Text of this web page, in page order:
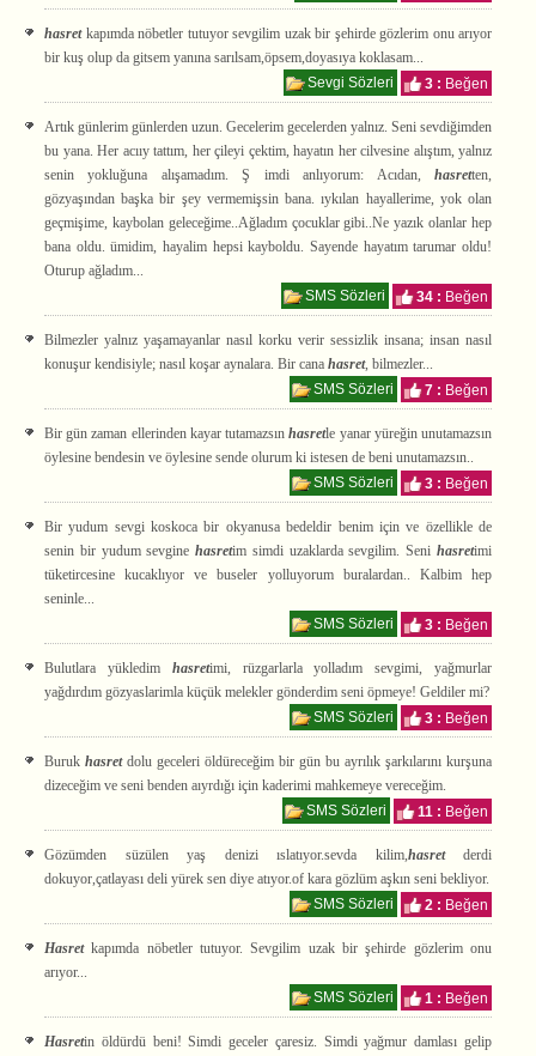
hasretkapımda nöbetler tutuyor sevgilim uzak bir şehirde gözlerim onu arıyor
bir kuş olup da gitsem yanına sarılsam,öpsem,doyasıya koklasam...
Sevgi Sözleri
3 : Beğen
Artık günlerim günlerden uzun. Gecelerim gecelerden yalnız. Seni sevdiğimden
bu yana. Her acııy tattım, her çileyi çektim, hayatın her cilvesine alıştım, yalnız
senin yokluğuna alışamadım. Ş imdi anlıyorum: Acıdan, hasretten,
gözyaşından başka bir şey vermemişsin bana. ıykılan hayallerime, yok olan
geçmişime, kaybolan geleceğime..Ağladım çocuklar gibi..Ne yazık olanlar hep
bana oldu. ümidim, hayalim hepsi kayboldu. Sayende hayatım tarumar oldu!
Oturup ağladım...
SMS Sözleri
34 : Beğen
Bilmezler yalnız yaşamayanlar nasıl korku verir sessizlik insana; insan nasıl
konuşur kendisiyle; nasıl koşar aynalara. Bir cana hasret, bilmezler...
SMS Sözleri
7 : Beğen
Bir gün zaman ellerinden kayar tutamazsınhasretle yanar yüreğin unutamazsın
öylesine bendesin ve öylesine sende olurum ki istesen de beni unutamazsın..
SMS Sözleri
3 : Beğen
Bir yudum sevgi koskoca bir okyanusa bedeldir benim için ve özellikle de
senin bir yudum sevginehasretim simdi uzaklarda sevgilim. Senihasretimi
tüketircesine kucaklıyor ve buseler yolluyorum buralardan.. Kalbim hep
seninle...
SMS Sözleri
3 : Beğen
Bulutlara yükledim hasretimi, rüzgarlarla yolladım sevgimi, yağmurlar
yağdırdım gözyaslarimla küçük melekler gönderdim seni öpmeye! Geldiler mi?
SMS Sözleri
3 : Beğen
Buruk hasretdolu geceleri öldüreceğim bir gün bu ayrılık şarkılarını kurşuna
dizeceğim ve seni benden aıyrdığı için kaderimi mahkemeye vereceğim.
SMS Sözleri
11 : Beğen
Gözümden süzülen yaş denizi ıslatıyor.sevda kilim,hasretderdi
dokuyor,çatlayası deli yürek sen diye atıyor.of kara gözlüm aşkın seni bekliyor.
SMS Sözleri
2 : Beğen
Hasretkapımda nöbetler tutuyor. Sevgilim uzak bir şehirde gözlerim onu
arıyor...
SMS Sözleri
1 : Beğen
Hasretin öldürdü beni! Simdi geceler çaresiz. Simdi yağmur damlası gelip